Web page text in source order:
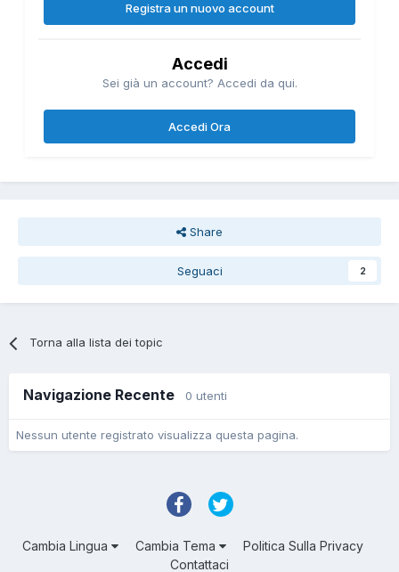
Registra un nuovo account
Accedi
Sei già un account? Accedi da qui.
Accedi Ora
Share
Seguaci 2
Torna alla lista dei topic
Navigazione Recente 0 utenti
Nessun utente registrato visualizza questa pagina.
Cambia Lingua Cambia Tema
Politica Sulla Privacy
Contattaci